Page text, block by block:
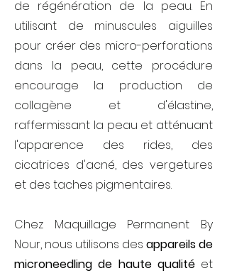
de régénération de la peau. En
utilisant de minuscules aiguilles
pour créer des micro-perforations
dans la peau, cette procédure
encourage la production de
collagène et d'élastine,
raffermissant la peau et atténuant
l'apparence des rides, des
cicatrices d'acné, des vergetures
et des taches pigmentaires.
Chez Maquillage Permanent By
Nour, nous utilisons des appareils de
microneedling de haute qualitéet